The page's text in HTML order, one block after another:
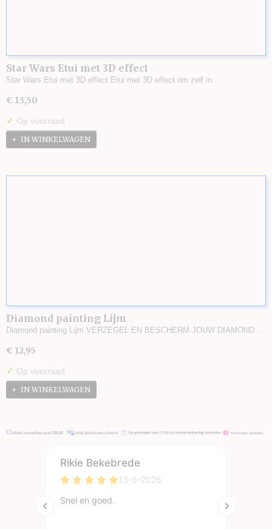
Star Wars Etui met 3D effect
Star Wars Etui met 3D effect Etui met 3D effect om zelf in…
€ 13,50
✓ Op voorraad
IN WINKELWAGEN
Diamond painting Lijm
Diamond painting Lijm VERZEGEL EN BESCHERM JOUW DIAMOND…
€ 12,95
✓ Op voorraad
IN WINKELWAGEN